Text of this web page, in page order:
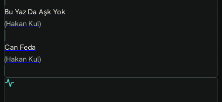
Bu Yaz Da Aşk Yok
(Hakan Kul)
Can Feda
(Hakan Kul)